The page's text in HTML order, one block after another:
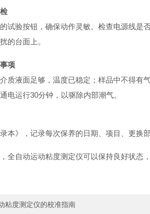
试验按钮，确保动作灵敏。检查电源线
的台面上。
项
质液面足够，温度已稳定；样品中不得
电运行30分钟，以驱除内部潮气。
本》，记录每次保养的日期、项目、更
全自动运动粘度测定仪可以保持良好状态
粘度测定仪的校准指南